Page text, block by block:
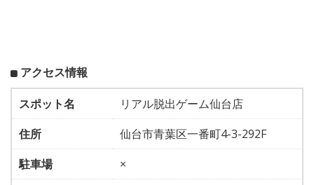
アクセス情報
スポット名
リアル脱出ゲーム仙台店
住所
仙台市青葉区一番町4-3-292F
駐車場
×